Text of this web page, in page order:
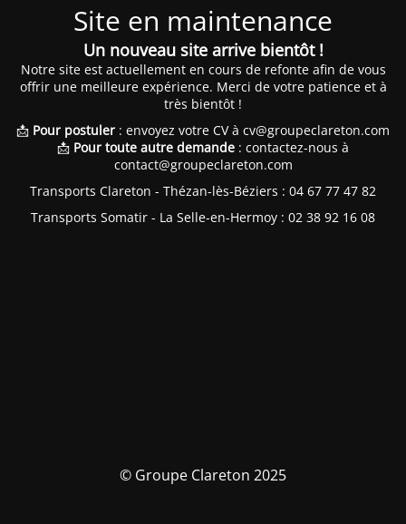
Site en maintenance
Un nouveau site arrive bientôt !
Notre site est actuellement en cours de refonte afin de vous
offrir une meilleure expérience. Merci de votre patience et à
très bientôt !
📩 Pour postuler : envoyez votre CV à cv@groupeclareton.com
📩 Pour toute autre demande : contactez-nous à
contact@groupeclareton.com
Transports Clareton - Thézan-lès-Béziers : 04 67 77 47 82
Transports Somatir - La Selle-en-Hermoy : 02 38 92 16 08
© Groupe Clareton 2025